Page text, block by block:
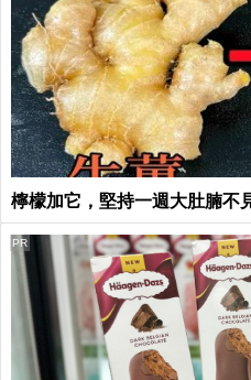
檸檬加它，堅持一週大肚腩不
PR